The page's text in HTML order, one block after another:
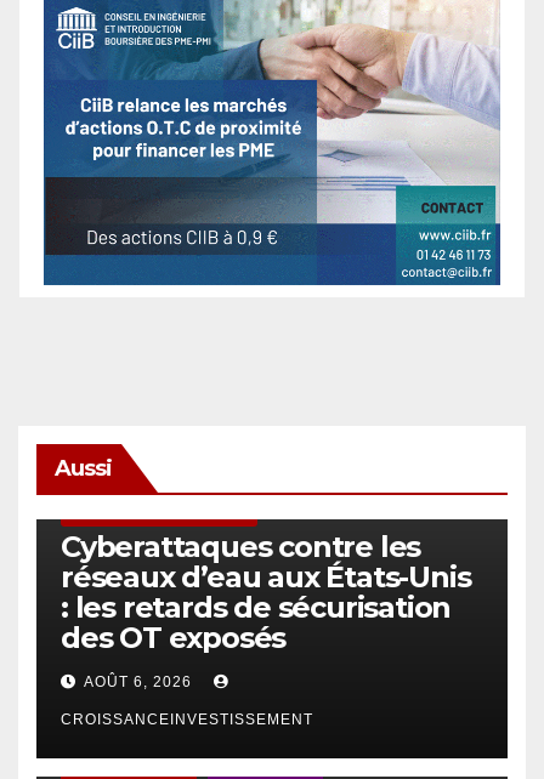
Aussi
Cyberattaques contre les
réseaux d’eau aux États-Unis
: les retards de sécurisation
des OT exposés
AOÛT 6, 2026
CROISSANCEINVESTISSEMENT